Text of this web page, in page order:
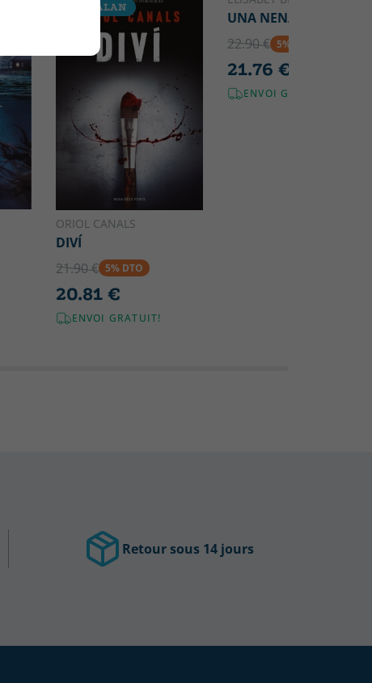
CATALAN
ORIOL CANALS
DIVÍ
21.90 € 5% DTO
20.81 €
ENVOI GRATUIT!
CATALAN
UNA NENA BONA
22.90 € 5% DTO
21.76 €
ENVOI GRATUIT!
Retour sous 14 jours